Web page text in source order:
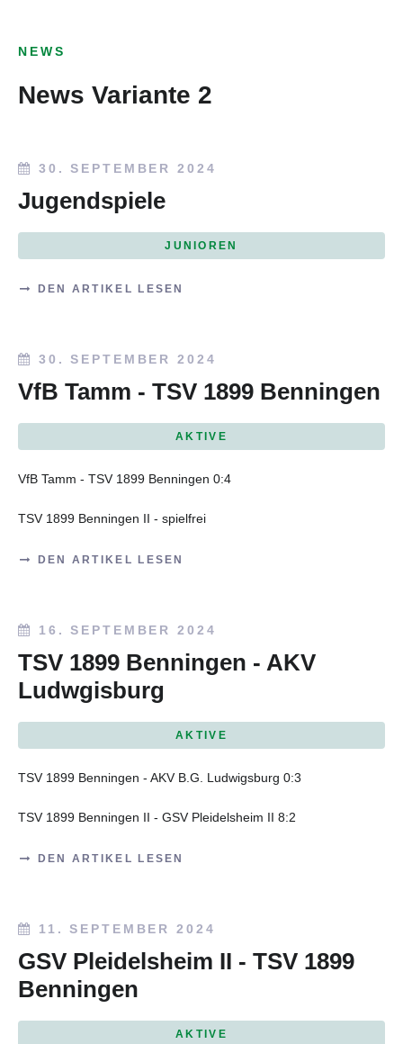
NEWS
News Variante 2
30. SEPTEMBER 2024
Jugendspiele
JUNIOREN
DEN ARTIKEL LESEN
30. SEPTEMBER 2024
VfB Tamm - TSV 1899 Benningen
AKTIVE
VfB Tamm - TSV 1899 Benningen 0:4
TSV 1899 Benningen II - spielfrei
DEN ARTIKEL LESEN
16. SEPTEMBER 2024
TSV 1899 Benningen - AKV
Ludwgisburg
AKTIVE
TSV 1899 Benningen - AKV B.G. Ludwigsburg 0:3
TSV 1899 Benningen II - GSV Pleidelsheim II 8:2
DEN ARTIKEL LESEN
11. SEPTEMBER 2024
GSV Pleidelsheim II - TSV 1899
Benningen
AKTIVE